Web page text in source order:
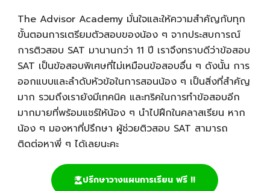
The Advisor Academy มั่นใจและให้ความสำคัญกับทุก
ขั้นตอนการเตรียมตัวสอบของน้อง ๆ จากประสบการณ์
การติวสอบ SAT มานานกว่า 11 ปี เราจึงทราบดีว่าข้อสอบ
SAT เป็นข้อสอบพิเศษที่ไม่เหมือนข้อสอบอื่น ๆ ดังนั้น การ
ออกแบบและลำดับหัวข้อในการสอนน้อง ๆ เป็นสิ่งที่สำคัญ
มาก รวมถึงเรายังมีเทคนิค และทริคในการทำข้อสอบอีก
มากมายที่พร้อมแชร์ให้น้อง ๆ นำไปฝึกในคลาสเรียน หาก
น้อง ๆ มองหาที่ปรึกษา ผู้ช่วยติวสอบ SAT สามารถ
ติดต่อหาพี่ ๆ ได้เลยนะคะ
ปรึกษาวางแผนการเรียน ฟรี !!